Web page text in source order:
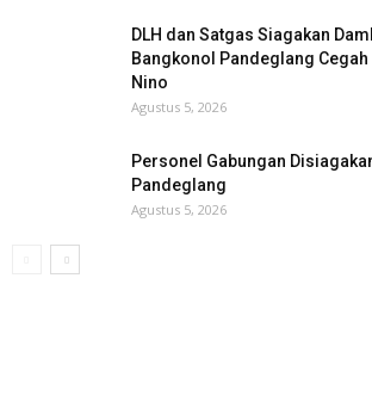
DLH dan Satgas Siagakan
Bangkonol Pandeglang Cegah
Nino
Agustus 5, 2026
Personel Gabungan
Pandeglang
Agustus 5, 2026